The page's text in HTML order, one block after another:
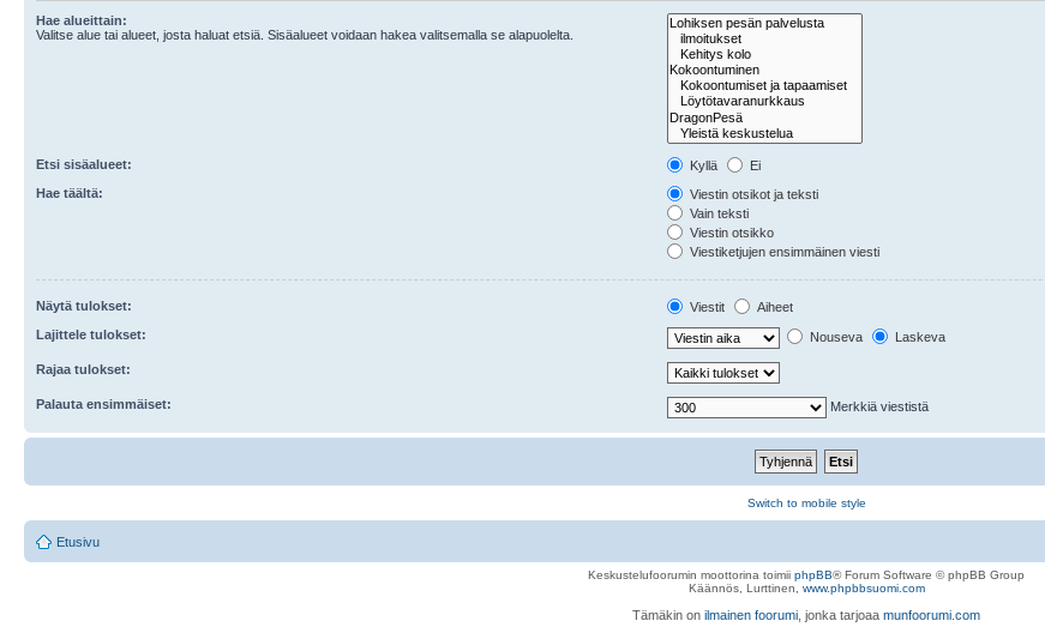
Hae alueittain:
Valitse alue tai alueet, josta haluat etsiä. Sisäalueet voidaan hakea valitsemalla se alapuolelta.
Etsi sisäalueet: Kyllä
Ei
Hae täältä:
Viestin otsikot ja teksti
Vain teksti
Viestin otsikko
Viestiketjujen ensimmäinen viesti
Näytä tulokset: Viestit
Aiheet
Lajittele tulokset:
Nouseva Laskeva
Rajaa tulokset:
Palauta ensimmäiset: Merkkiä viestistä
Switch to mobile style
Etusivu
Keskustelufoorumin moottorina toimii phpBB® Forum Software © phpBB Group
Käännös, Lurttinen, www.phpbbsuomi.com
Tämäkin on ilmainen foorumi , jonka tarjoaa munfoorumi.com